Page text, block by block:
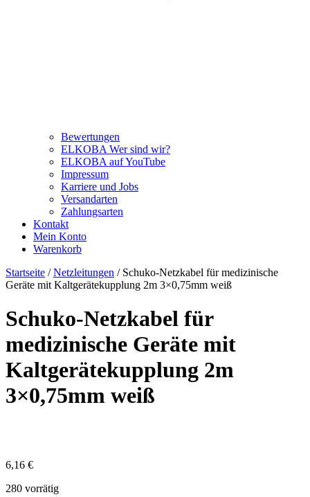
Bewertungen
ELKOBA Wer sind wir?
ELKOBA auf YouTube
Impressum
Karriere und Jobs
Versandarten
Zahlungsarten
Kontakt
Mein Konto
Warenkorb
Startseite /Netzleitungen / Schuko-Netzkabel für medizinische
Geräte mit Kaltgerätekupplung 2m 3×0,75mm weiß
Schuko-Netzkabel für
medizinische Geräte mit
Kaltgerätekupplung 2m
3×0,75mm weiß
6,16 €
280 vorrätig